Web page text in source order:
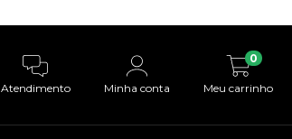
Atendimento Minha conta Meu carrinho
0